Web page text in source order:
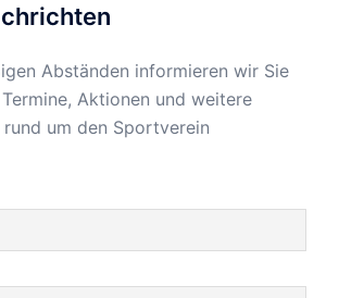
Abständen informieren wir Sie
Aktionen und weitere
um den Sportverein